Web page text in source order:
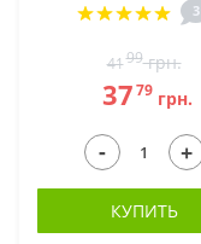
3
4199грн.
3779грн.
- +
КУПИТЬ